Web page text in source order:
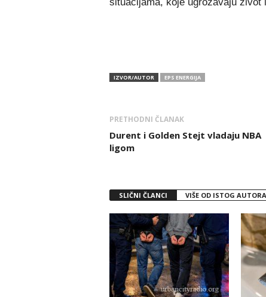
IZVOR/AUTOR EPS ENERGIJA
PRETHODNI ČLANAK
Durent i Golden Stejt vladaju NBA
ligom
SLIČNI ČLANCI VIŠE OD ISTOG AUTORA